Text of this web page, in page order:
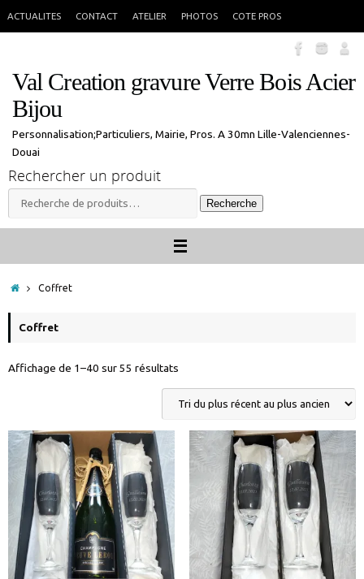
seront traitées à mon retour.
ACTUALITES CONTACT ATELIER PHOTOS COTE PROS
Val Creation gravure Verre Bois Acier
Bijou
Personnalisation;Particuliers, Mairie, Pros. A 30mn Lille-Valenciennes-
Douai
Rechercher un produit
Recherche
pour :
Recherche
Accueil
Coffret
Coffret
Affichage de 1–40 sur 55 résultats
plus
plus